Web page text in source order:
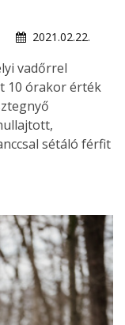
2021.02.22.
vadőrrel
10 órakor érték
sétáló férfit